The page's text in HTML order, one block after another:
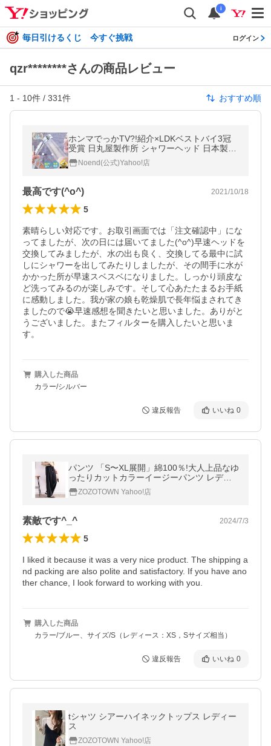
i
毎日引けるくじ 今すぐ挑戦 ログイン
qzr********さんの商品レビュー
1 - 10件 / 331件 おすすめ順
ホンマでっかTV?!紹介×LDKベストバイ3冠
受賞 日丸屋製作所 シャワーヘッド 日本製塩
素除去剤 節水 止水ボタン 水流調整 角度調整
アダプター付 国際基準G1/2
Noend(公式)Yahoo!店
最高です(^o^) 2021/10/18
5
素晴らしい対応です。お取引画面では「注文確認中」にな
ってましたが、次の日には届いてました(^o^)早速ヘッドを
交換してみましたが、水の出も良く、交換してる最中に試
しにシャワーを出してみたりしましたが、その間手に水が
かかった所が早速スベスベになりました。しっかり頭皮な
ど洗ってみるのが楽しみです。そして心あたたまるお手紙
に感動しました。我が家の娘も乾燥肌で長年悩まされてき
ましたので😭早速感想を聞きたいと思いました。ありがと
うございました。またフィルターを購入したいと思いま
す。
購入した商品
カラー/シルバー
違反報告 いいね 0
パンツ 「S〜XL展開」綿100％!大人上品なゆ
ったりカットカラーイージーパンツ レディ
ースZOZOTOWN Yahoo!店
素敵です^_^ 2024/7/3
5
I liked it because it was a very nice product. The shipping a
nd packing are also polite and satisfactory. If you have ano
ther chance, I look forward to working with you.
購入した商品
カラー/ブルー、サイズ/S（レディース：XS，Sサイズ相当）
違反報告 いいね 0
tシャツ シアーハイネックトップス レディー
ス
ZOZOTOWN Yahoo!店